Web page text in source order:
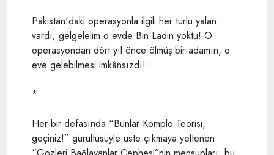
Pakistan'daki operasyonla ilgili her türlü yalan
vardı; gelgelelim o evde Bin Ladin yoktu! O
operasyondan dört yıl önce ölmüş bir adamın, o
eve gelebilmesi imkânsızdı!
*
Her bir defasında “Bunlar Komplo Teorisi,
geçiniz!” gürültüsüyle üste çıkmaya yeltenen